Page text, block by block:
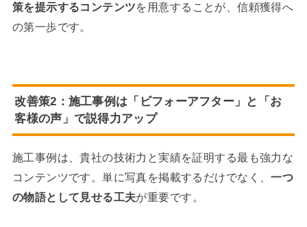
策を提示するコンテンツを用意することが、信頼獲得へ
の第一歩です。
改善策2：施工事例は「ビフォーアフター」と「お
客様の声」で説得力アップ
施工事例は、貴社の技術力と実績を証明する最も強力な
コンテンツです。単に写真を掲載するだけでなく、一つ
の物語として見せる工夫が重要です。